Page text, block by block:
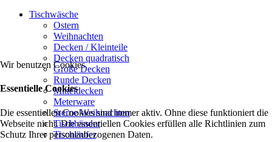
Tischwäsche
Ostern
Weihnachten
Decken / Kleinteile
Decken quadratisch
Große Decken
Runde Decken
Mitteldecken
Meterware
Sterne Weihnachten
Tischbänder
Tischläufer
Wir benutzen Cookies
Essentielle Cookies
Die essentiellen Cookies sind immer aktiv. Ohne diese funktioniert die
Webseite nicht. Die essentiellen Cookies erfüllen alle Richtlinien zum
Schutz Ihrer personenbezogenen Daten.